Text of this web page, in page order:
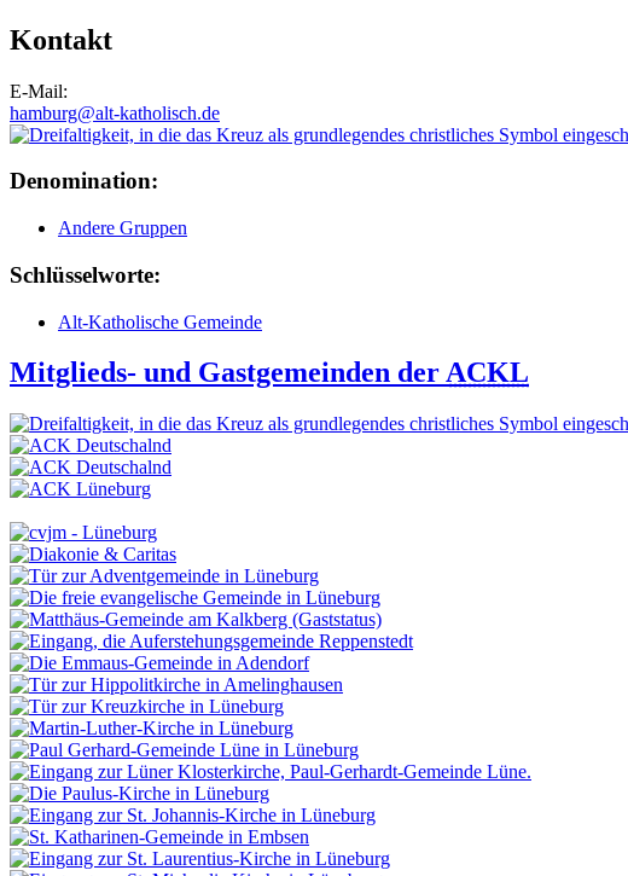
Kontakt
E-Mail:
hamburg@alt-katholisch.de
Denomination:
Andere Gruppen
Schlüsselworte:
Alt-Katholische Gemeinde
Mitglieds- und Gastgemeinden derACKL